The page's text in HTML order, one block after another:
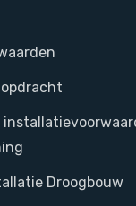
Droogbouw